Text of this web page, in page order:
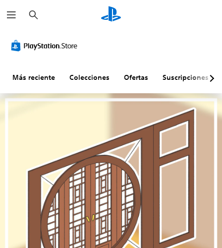
u
s
r
Más reciente Colecciones Ofertas Suscripciones